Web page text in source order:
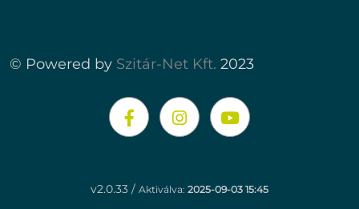
© Powered by Szitár-Net Kft. 2023
v2.0.33 / Aktiválva: 2025-09-03 15:45